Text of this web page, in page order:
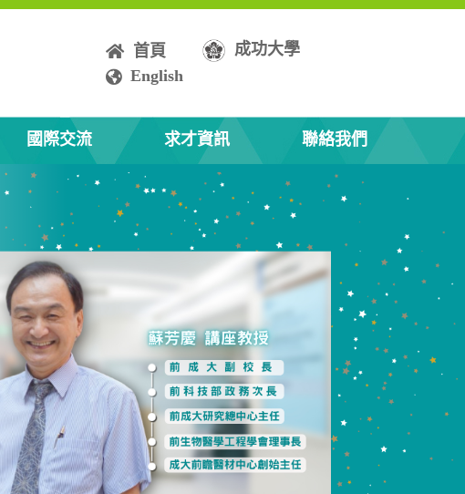
首頁
成功大學
English
國際交流 求才資訊 聯絡我們